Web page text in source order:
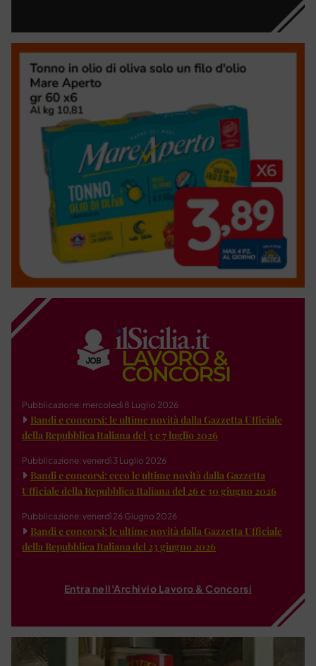
Pubblicazione: mercoledì 8 Luglio 2026
Bandi e concorsi: le ultime novità dalla Gazzetta Ufficiale
della Repubblica Italiana del 3 e 7 luglio 2026
Pubblicazione: venerdì 3 Luglio 2026
Bandi e concorsi: ecco le ultime novità dalla Gazzetta
Ufficiale della Repubblica Italiana del 26 e 30 giugno 2026
Pubblicazione: venerdì 26 Giugno 2026
Bandi e concorsi: le ultime novità dalla Gazzetta Ufficiale
della Repubblica Italiana del 23 giugno 2026
Entra nell'Archivio Lavoro & Concorsi